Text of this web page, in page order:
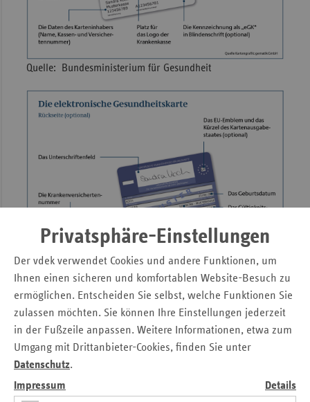
Privatsphäre-Einstellungen
Der vdek verwendet Cookies und andere Funktionen, um
Ihnen einen sicheren und komfortablen Website-Besuch zu
ermöglichen. Entscheiden Sie selbst, welche Funktionen Sie
zulassen möchten. Sie können Ihre Einstellungen jederzeit
in der Fußzeile anpassen. Weitere Informationen, etwa zum
Umgang mit Drittanbieter-Cookies, finden Sie unter
Datenschutz.
Impressum
Details
Quelle: Bundesministerium für Gesundheit
Quelle: Bundesministerium für Gesundheit
Telematikinfrastruktur bietet
zahlreiche Möglichkeiten
Die eGK und eine funktionierende
Versorgung der Versicherten weiter zu verbessern: